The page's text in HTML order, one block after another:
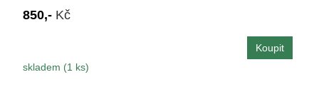
850,- Kč
skladem (1 ks)